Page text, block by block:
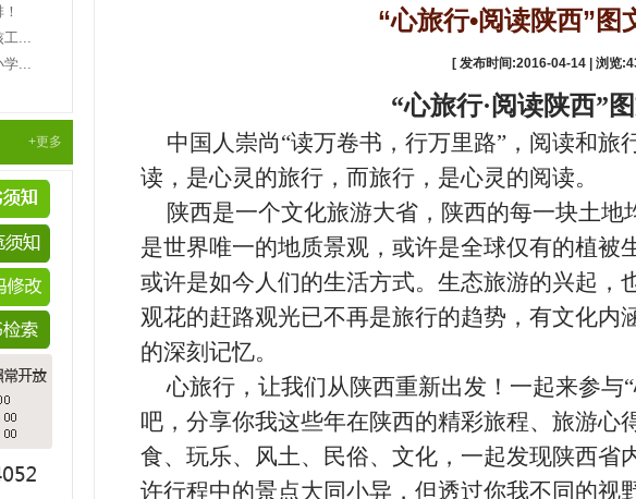
工...
学...
+更多
“心旅行•阅读陕西”图
[ 发布时间:2016-04-14 | 浏览:
“心旅行·阅读陕西”
中国人崇尚“读万卷书，行万里路”，阅读和旅
读，是心灵的旅行，而旅行，是心灵的阅读。
陕西是一个文化旅游大省，陕西的每一块土
是世界唯一的地质景观，或许是全球仅有的植被
或许是如今人们的生活方式。生态旅游的兴起，
观花的赶路观光已不再是旅行的趋势，有文化内
的深刻记忆。
心旅行，让我们从陕西重新出发！一起来参与
吧，分享你我这些年在陕西的精彩旅程、旅游心
食、玩乐、风土、民俗、文化，一起发现陕西省
许行程中的景点大同小异，但透过你我不同的视